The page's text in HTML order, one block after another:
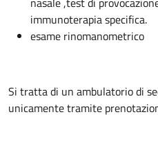
immunoterapia specifica.
esame rinomanometrico
Si tratta di un ambulatorio di
unicamente tramite